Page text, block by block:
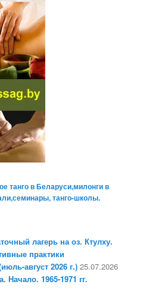
лагерь на оз. Ктулху.
практики
август 2026 г.) 25.07.2026
1965-1971 гг.